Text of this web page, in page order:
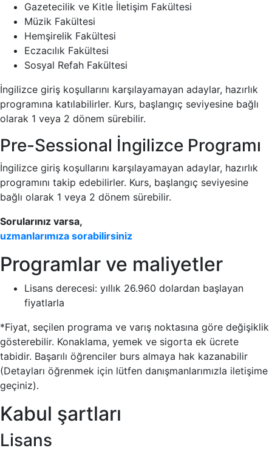
Gazetecilik ve Kitle İletişim Fakültesi
Müzik Fakültesi
Hemşirelik Fakültesi
Eczacılık Fakültesi
Sosyal Refah Fakültesi
İngilizce giriş koşullarını karşılayamayan adaylar, hazırlık
programına katılabilirler. Kurs, başlangıç seviyesine bağlı
olarak 1 veya 2 dönem sürebilir.
Pre-Sessional İngilizce Programı
İngilizce giriş koşullarını karşılayamayan adaylar, hazırlık
programını takip edebilirler. Kurs, başlangıç seviyesine
bağlı olarak 1 veya 2 dönem sürebilir.
Sorularınız varsa,
uzmanlarımıza sorabilirsiniz
Programlar ve maliyetler
Lisans derecesi: yıllık 26.960 dolardan başlayan
fiyatlarla
*Fiyat, seçilen programa ve varış noktasına göre değişiklik
gösterebilir. Konaklama, yemek ve sigorta ek ücrete
tabidir. Başarılı öğrenciler burs almaya hak kazanabilir
(Detayları öğrenmek için lütfen danışmanlarımızla iletişime
geçiniz).
Kabul şartları
Lisans